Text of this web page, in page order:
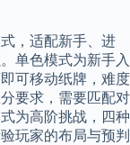
，适配新手、进
单色模式为新手入
可移动纸牌，难度
要求，需要匹配对
为高阶挑战，四种
玩家的布局与预判